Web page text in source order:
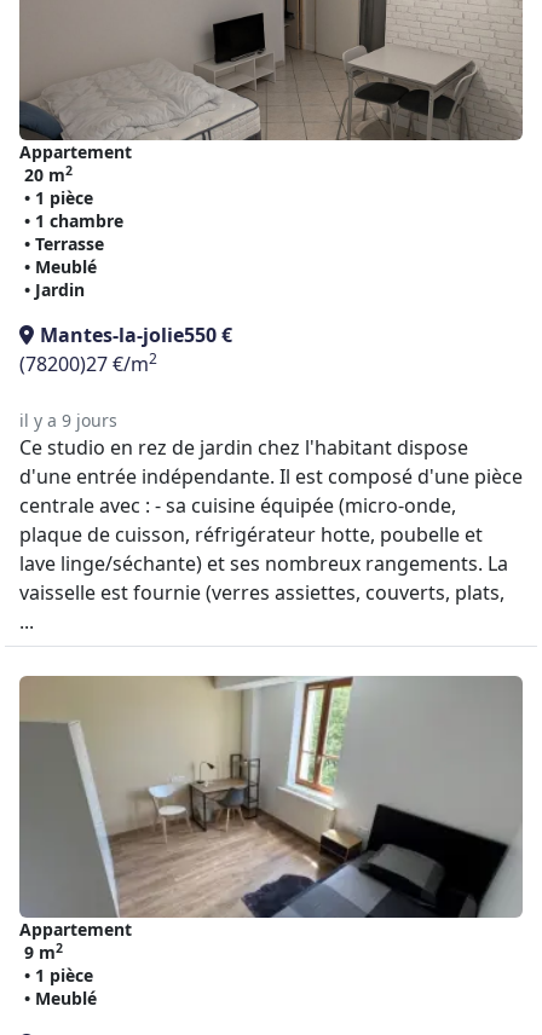
Appartement
20 m2
• 1 pièce
• 1 chambre
• Terrasse
• Meublé
• Jardin
Mantes-la-jolie550 €
(78200)27 €/m2
il y a 9 jours
Ce studio en rez de jardin chez l'habitant dispose
d'une entrée indépendante. Il est composé d'une pièce
centrale avec : - sa cuisine équipée (micro-onde,
plaque de cuisson, réfrigérateur hotte, poubelle et
lave linge/séchante) et ses nombreux rangements. La
vaisselle est fournie (verres assiettes, couverts, plats,
...
Appartement
9 m2
• 1 pièce
• Meublé